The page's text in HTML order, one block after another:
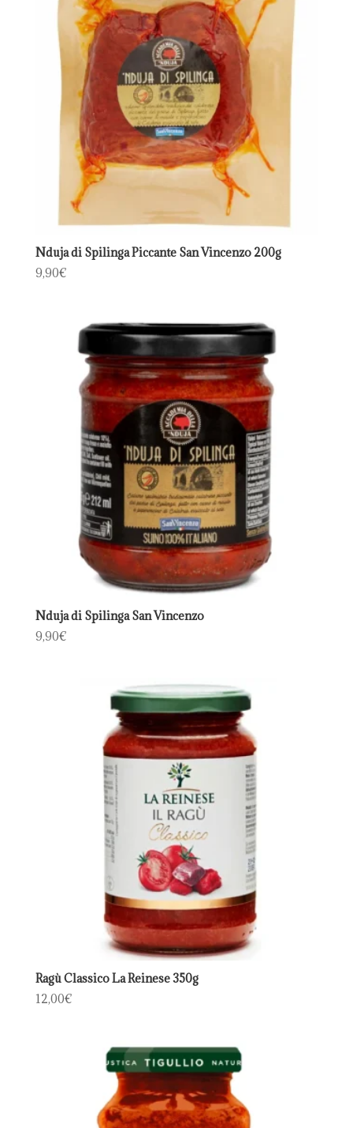
Nduja di Spilinga Piccante San Vincenzo 200g
9,90€
Nduja di Spilinga San Vincenzo
9,90€
Ragù Classico La Reinese 350g
12,00€